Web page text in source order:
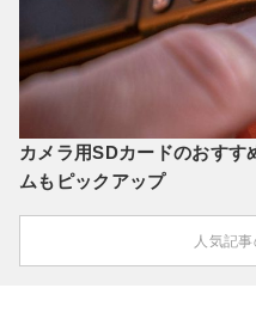
カメラ用SDカードのおすす
ムもピックアップ
人気記